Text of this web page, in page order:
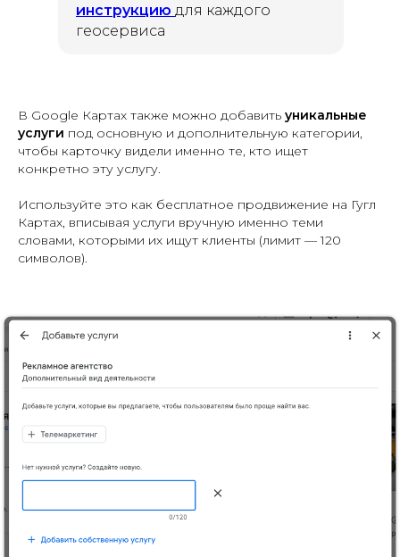
инструкцию для каждого
геосервиса
В Google Картах также можно добавить уникальные
услуги под основную и дополнительную категории,
чтобы карточку видели именно те, кто ищет
конкретно эту услугу.
Используйте это как бесплатное продвижение на Гугл
Картах, вписывая услуги вручную именно теми
словами, которыми их ищут клиенты (лимит — 120
символов).